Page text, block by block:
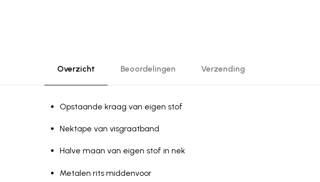
Overzicht Beoordelingen Verzending
Opstaande kraag van eigen stof
Nektape van visgraatband
Halve maan van eigen stof in nek
Metalen rits middenvoor